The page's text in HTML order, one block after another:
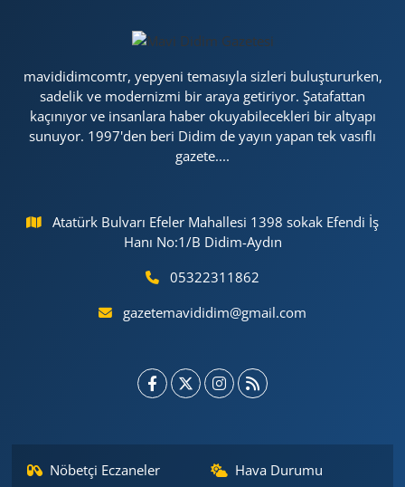
mavididimcomtr, yepyeni temasıyla sizleri buluştururken,
sadelik ve modernizmi bir araya getiriyor. Şatafattan
kaçınıyor ve insanlara haber okuyabilecekleri bir altyapı
sunuyor. 1997'den beri Didim de yayın yapan tek vasıflı
gazete....
Atatürk Bulvarı Efeler Mahallesi 1398 sokak Efendi İş
Hanı No:1/B Didim-Aydın
05322311862
gazetemavididim@gmail.com
Nöbetçi Eczaneler Hava Durumu